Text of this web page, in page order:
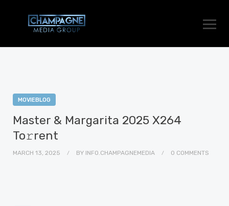
MOVIEBLOG
Master & Margarita 2025 X264
To𝚛rent
MARCH 13, 2025 BY INFO.CHAMPAGNEMEDIA 0 COMMENTS